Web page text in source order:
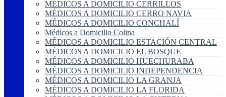
MÉDICOS A DOMICILIO CERRILLOS
MÉDICOS A DOMICILIO CERRO NAVIA
MÉDICOS A DOMICILIO CONCHALÍ
Médicos a Domicilio Colina
MÉDICOS A DOMICILIO ESTACIÓN CENTRAL
MÉDICOS A DOMICILIO EL BOSQUE
MÉDICOS A DOMICILIO HUECHURABA
MÉDICOS A DOMICILIO INDEPENDENCIA
MÉDICOS A DOMICILIO LA GRANJA
MÉDICOS A DOMICILIO LA FLORIDA